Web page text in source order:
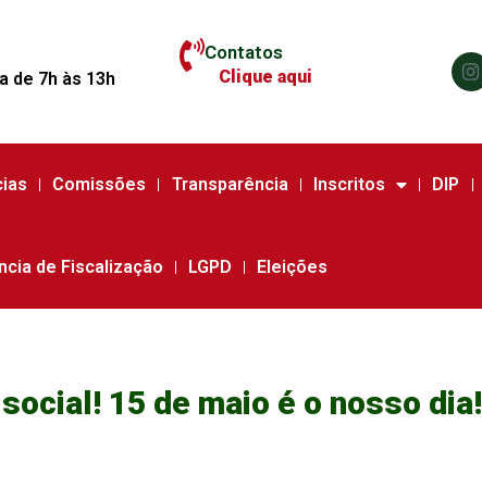
de 7h às 13h
Contatos
Clique aqui
Comissões Transparência Inscritos DIP
de Fiscalização LGPD Eleições
15 de maio é o nosso dia!